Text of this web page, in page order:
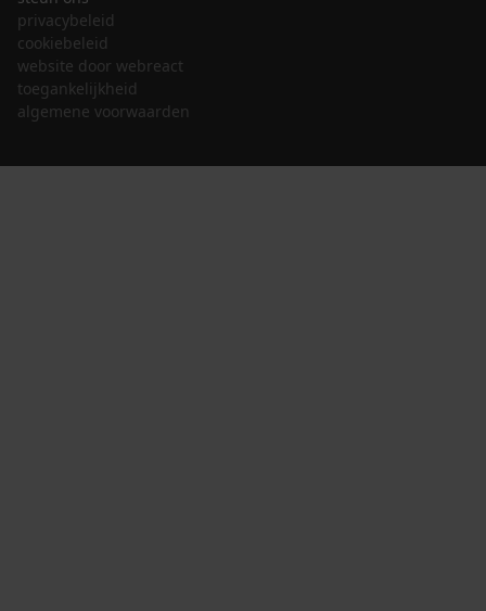
privacybeleid
cookiebeleid
website door webreact
toegankelijkheid
algemene voorwaarden